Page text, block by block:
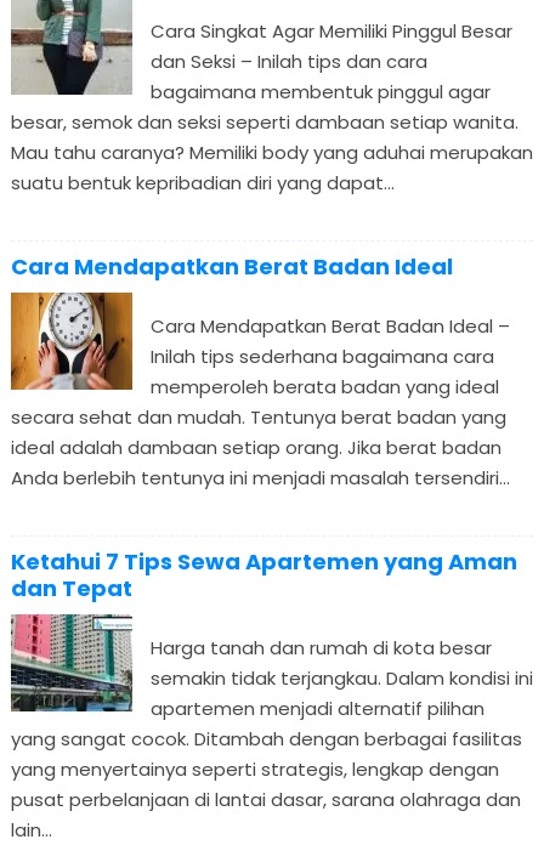
Cara Singkat Agar Memiliki Pinggul Besar
dan Seksi – Inilah tips dan cara
bagaimana membentuk pinggul agar
besar, semok dan seksi seperti dambaan setiap wanita.
Mau tahu caranya? Memiliki body yang aduhai merupakan
suatu bentuk kepribadian diri yang dapat...
Cara Mendapatkan Berat Badan Ideal
Cara Mendapatkan Berat Badan Ideal –
Inilah tips sederhana bagaimana cara
memperoleh berata badan yang ideal
secara sehat dan mudah. Tentunya berat badan yang
ideal adalah dambaan setiap orang. Jika berat badan
Anda berlebih tentunya ini menjadi masalah tersendiri...
Ketahui 7 Tips Sewa Apartemen yang Aman
dan Tepat
Harga tanah dan rumah di kota besar
semakin tidak terjangkau. Dalam kondisi ini
apartemen menjadi alternatif pilihan
yang sangat cocok. Ditambah dengan berbagai fasilitas
yang menyertainya seperti strategis, lengkap dengan
pusat perbelanjaan di lantai dasar, sarana olahraga dan
lain...